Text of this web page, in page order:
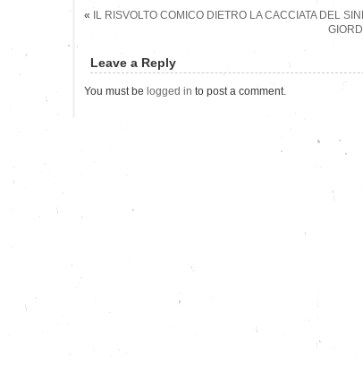
«
IL RISVOLTO COMICO DIETRO LA CACCIATA DEL
Leave a Reply
You must be logged in to post a comment.